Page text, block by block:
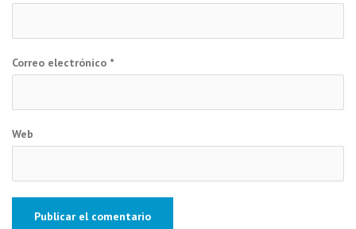
Correo electrónico *
Web